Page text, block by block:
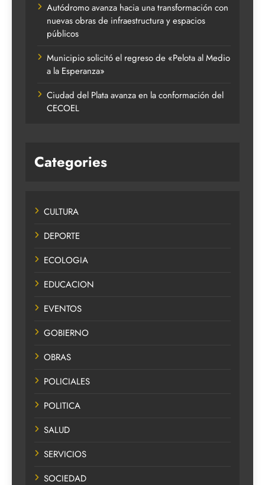
Autódromo avanza hacia una transformación con
nuevas obras de infraestructura y espacios
públicos
Municipio solicitó el regreso de «Pelota al Medio
a la Esperanza»
Ciudad del Plata avanza en la conformación del
CECOEL
Categories
CULTURA
DEPORTE
ECOLOGIA
EDUCACION
EVENTOS
GOBIERNO
OBRAS
POLICIALES
POLITICA
SALUD
SERVICIOS
SOCIEDAD